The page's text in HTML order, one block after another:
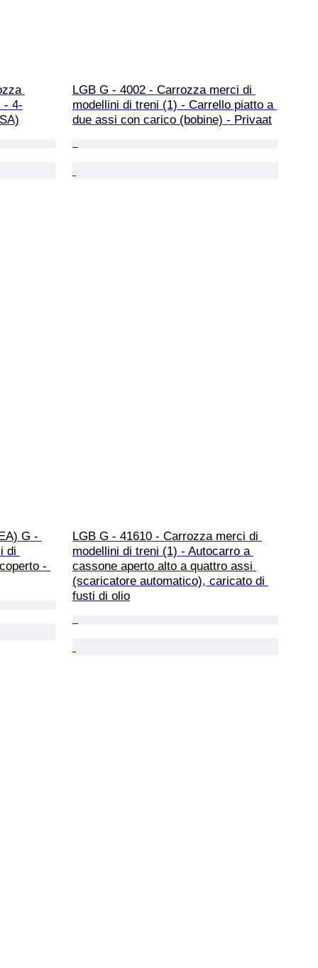
- 4-
LGB G - 4002 - Carrozza merci di
modellini di treni (1) - Carrello piatto a
due assi con carico (bobine) - Privaat
G -
di
-
LGB G - 41610 - Carrozza merci di
modellini di treni (1) - Autocarro a
cassone aperto alto a quattro assi
(scaricatore automatico), caricato di
fusti di olio